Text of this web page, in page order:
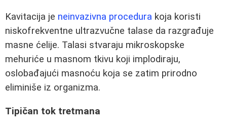
Kavitacija je neinvazivna procedura koja koristi
niskofrekventne ultrazvučne talase da razgrađuje
masne ćelije. Talasi stvaraju mikroskopske
mehuriće u masnom tkivu koji implodiraju,
oslobađajući masnoću koja se zatim prirodno
eliminiše iz organizma.
Tipičan tok tretmana